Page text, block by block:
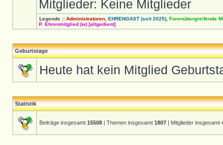
Mitglieder: Keine Mitglieder
Legende :: Administratoren EHRENGAST (seit 2025) Forenübergreifende
P. Ehrenmitglied (w) [altgedient]
Geburtstage
Heute hat kein Mitglied
Statistik
Beiträge insgesamt 15508 | Themen insgesamt 1807 | Mitglieder insgesamt